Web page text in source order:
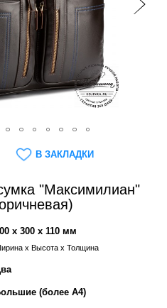
"Максимилиан"
x 300 x 110 мм
x Высота x Толщина
(более А4)
В ЗАКЛАДКИ